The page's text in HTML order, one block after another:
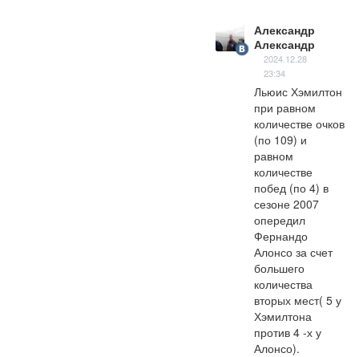
Александр
Александр
2024.12.28
23:34
Льюис Хэмилтон
при равном
количестве очков
(по 109) и
равном
количестве
побед (по 4) в
сезоне 2007
опередил
Фернандо
Алонсо за счет
большего
количества
вторых мест( 5 у
Хэмилтона
против 4 -х у
Алонсо).